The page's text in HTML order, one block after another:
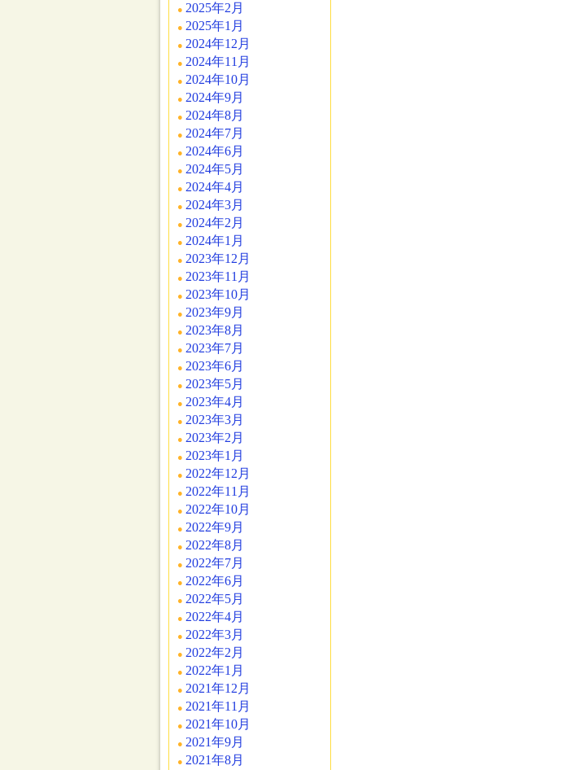
2025年2月
2025年1月
2024年12月
2024年11月
2024年10月
2024年9月
2024年8月
2024年7月
2024年6月
2024年5月
2024年4月
2024年3月
2024年2月
2024年1月
2023年12月
2023年11月
2023年10月
2023年9月
2023年8月
2023年7月
2023年6月
2023年5月
2023年4月
2023年3月
2023年2月
2023年1月
2022年12月
2022年11月
2022年10月
2022年9月
2022年8月
2022年7月
2022年6月
2022年5月
2022年4月
2022年3月
2022年2月
2022年1月
2021年12月
2021年11月
2021年10月
2021年9月
2021年8月